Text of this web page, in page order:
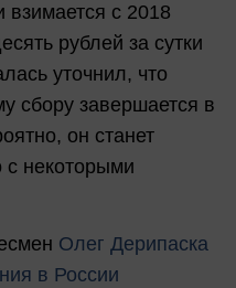
взимается с 2018
рублей за сутки
уточнил, что
сбору завершается в
он станет
некоторыми
Олег Дерипаска
в России